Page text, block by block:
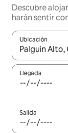
Descubre
harán sentir
Ubicación
Cuando los
Llegada
Salida